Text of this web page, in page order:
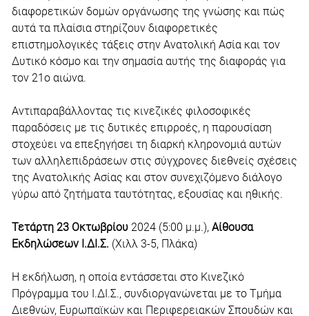
διαφορετικών δομών οργάνωσης της γνώσης και πώς
αυτά τα πλαίσια στηρίζουν διαφορετικές
επιστημολογικές τάξεις στην Ανατολική Ασία και τον
Δυτικό κόσμο και την σημασία αυτής της διαφοράς για
τον 21ο αιώνα.
Αντιπαραβάλλοντας τις κινεζικές φιλοσοφικές
παραδόσεις με τις δυτικές επιρροές, η παρουσίαση
στοχεύει να επεξηγήσει τη διαρκή κληρονομιά αυτών
των αλληλεπιδράσεων στις σύγχρονες διεθνείς σχέσεις
της Ανατολικής Ασίας και στον συνεχιζόμενο διάλογο
γύρω από ζητήματα ταυτότητας, εξουσίας και ηθικής.
Τετάρτη 23 Οκτωβρίου 2024 (5:00 μ.μ.), Αίθουσα
Εκδηλώσεων Ι.ΔΙ.Σ. (Χιλλ 3-5, Πλάκα)
Η εκδήλωση, η οποία εντάσσεται στο Κινεζικό
Πρόγραμμα του Ι.ΔΙ.Σ., συνδιοργανώνεται με το Τμήμα
Διεθνών, Ευρωπαϊκών και Περιφερειακών Σπουδών και